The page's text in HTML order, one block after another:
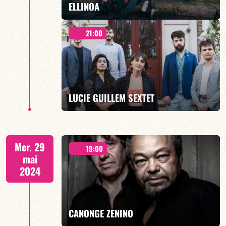
ELLINOA
"MEJIRO" - 19H00
21:00
LUCIE GUILLEM SEXTET
JAZZ DE DEMAIN - 21H00
Mer. 29
mai
2024
19:00
CANONGE ZENINO